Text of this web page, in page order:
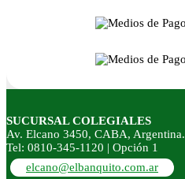
SUCURSAL COLEGIALES
Av. Elcano 3450, CABA, Argentina.
Tel: 0810-345-1120 | Opción 1
elcano@elbanquito.com.ar